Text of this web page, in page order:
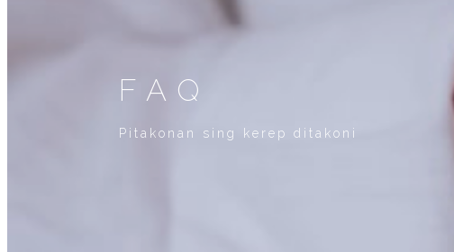
FAQ
Pitakonan sing kerep ditakoni